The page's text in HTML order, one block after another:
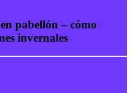
pabellón – cómo
invernales